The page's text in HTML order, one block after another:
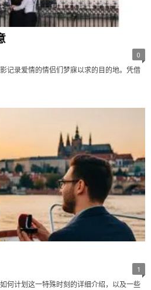
0
记录爱情的情侣们梦寐以求的目的地。凭借
1
何计划这一特殊时刻的详细介绍，以及一些